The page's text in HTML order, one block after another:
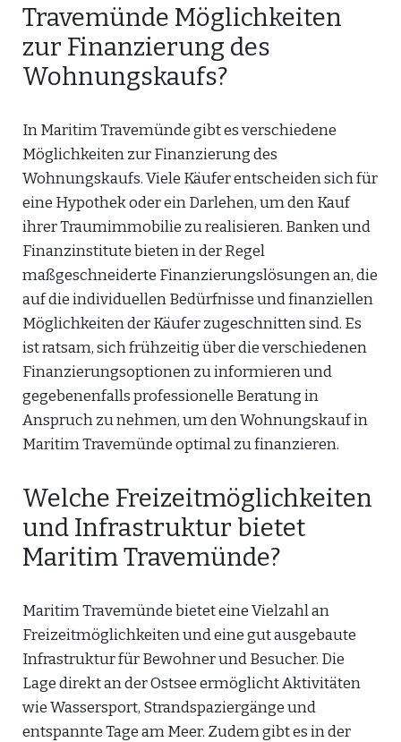
Travemünde Möglichkeiten
zur Finanzierung des
Wohnungskaufs?
In Maritim Travemünde gibt es verschiedene
Möglichkeiten zur Finanzierung des
Wohnungskaufs. Viele Käufer entscheiden sich für
eine Hypothek oder ein Darlehen, um den Kauf
ihrer Traumimmobilie zu realisieren. Banken und
Finanzinstitute bieten in der Regel
maßgeschneiderte Finanzierungslösungen an, die
auf die individuellen Bedürfnisse und finanziellen
Möglichkeiten der Käufer zugeschnitten sind. Es
ist ratsam, sich frühzeitig über die verschiedenen
Finanzierungsoptionen zu informieren und
gegebenenfalls professionelle Beratung in
Anspruch zu nehmen, um den Wohnungskauf in
Maritim Travemünde optimal zu finanzieren.
Welche Freizeitmöglichkeiten
und Infrastruktur bietet
Maritim Travemünde?
Maritim Travemünde bietet eine Vielzahl an
Freizeitmöglichkeiten und eine gut ausgebaute
Infrastruktur für Bewohner und Besucher. Die
Lage direkt an der Ostsee ermöglicht Aktivitäten
wie Wassersport, Strandspaziergänge und
entspannte Tage am Meer. Zudem gibt es in der